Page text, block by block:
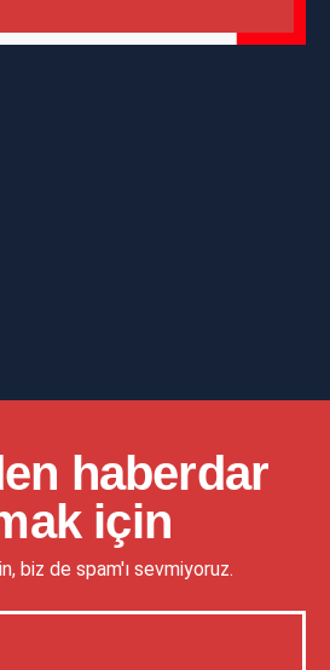
haberdar
için
biz de spam'ı sevmiyoruz.